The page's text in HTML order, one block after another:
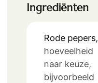
Ingrediënten
Rode pepers,
hoeveelheid
naar keuze,
bijvoorbeeld